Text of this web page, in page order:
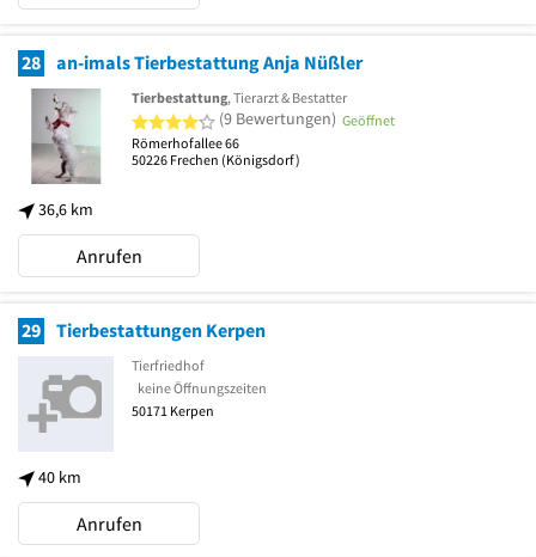
28 an-imals Tierbestattung Anja Nüßler
36,6 km
Tierbestattung, Tierarzt & Bestatter
4 von 5 Sternen
(9 Bewertungen) Geöffnet
Römerhofallee 66
50226 Frechen (Königsdorf)
Anrufen
29 Tierbestattungen Kerpen
40 km
Tierfriedhof
keine Öffnungszeiten
50171 Kerpen
Anrufen